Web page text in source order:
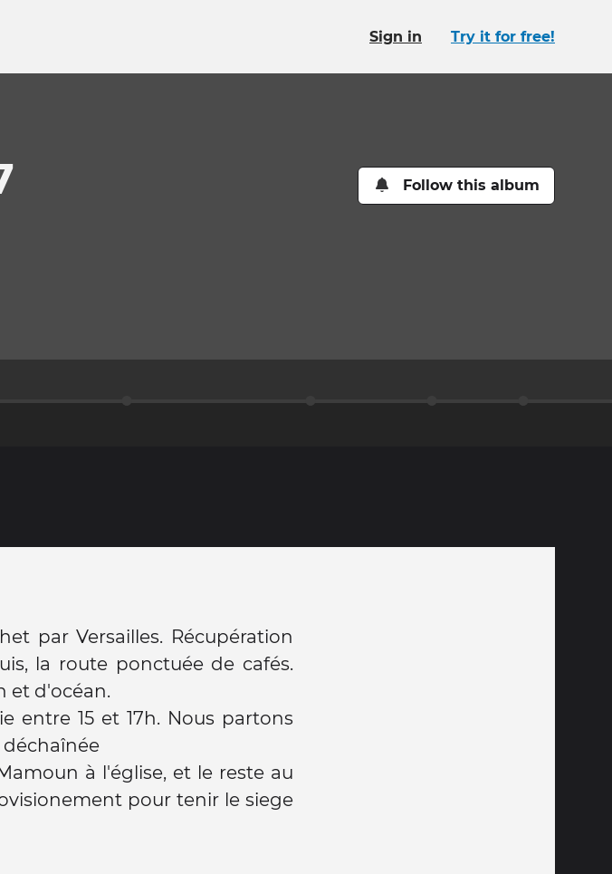
Sign in Try it for free!
Follow this album
par Versailles. Récupération
la route ponctuée de cafés.
et d'océan.
entre 15 et 17h. Nous partons
à l'église, et le reste au
pour tenir le siege